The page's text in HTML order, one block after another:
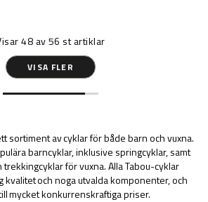
48 av56 st artiklar
VISA FLER
sortiment av cyklar för både barn och vuxna.
barncyklar, inklusive springcyklar, samt
för vuxna. Alla Tabou-cyklar
kvalitet och noga utvalda komponenter, och
mycket konkurrenskraftiga priser.